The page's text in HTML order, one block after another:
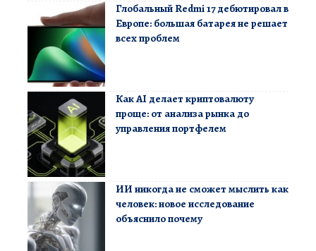
Глобальный Redmi 17 дебютировал в
Европе: большая батарея не решает
всех проблем
Как AI делает криптовалюту
проще: от анализа рынка до
управления портфелем
ИИ никогда не сможет мыслить как
человек: новое исследование
объяснило почему